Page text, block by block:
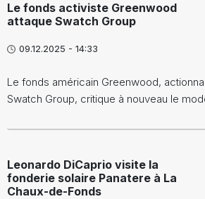
Le fonds activiste Greenwood
attaque Swatch Group
09.12.2025 - 14:33
Le fonds américain Greenwood,
Swatch Group, critique à nouveau le
Leonardo DiCaprio visite la
fonderie solaire Panatere à La
Chaux-de-Fonds